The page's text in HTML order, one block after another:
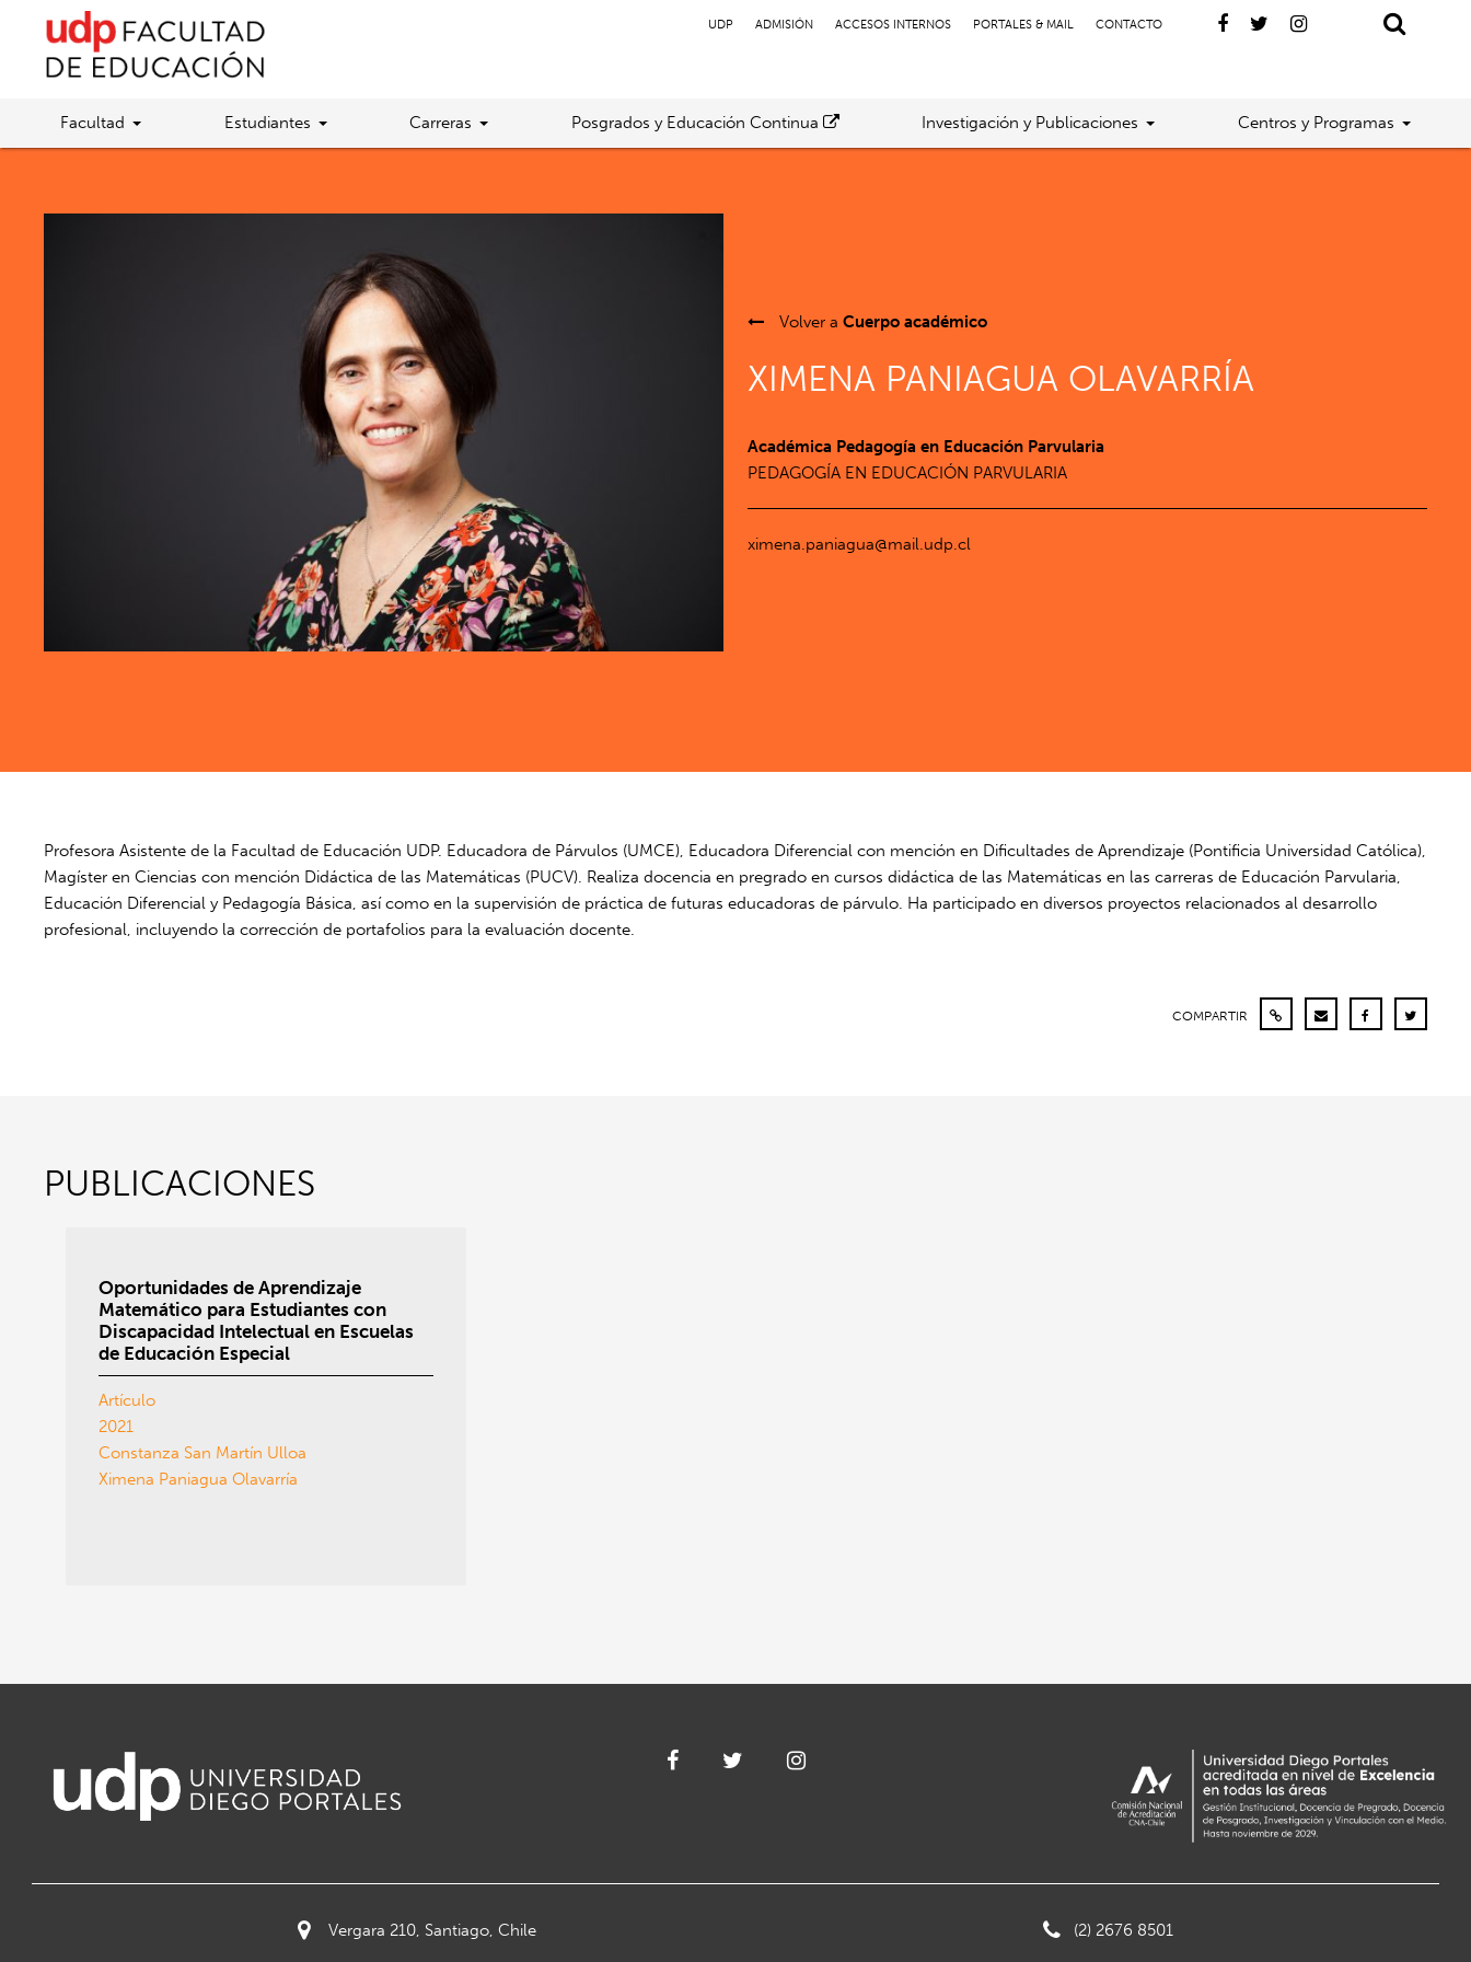
UDP ADMISIÓN ACCESOS INTERNOS PORTALES & MAIL CONTACTO
Facultad Estudiantes Carreras Posgrados y Educación Continua Investigación y Publicaciones Centros y Programas
Volver aCuerpo académico
XIMENA PANIAGUA OLAVARRÍA
Académica Pedagogía en Educación Parvularia
PEDAGOGÍA EN EDUCACIÓN PARVULARIA
ximena.paniagua@mail.udp.cl
Profesora Asistente de la Facultad de Educación UDP. Educadora de Párvulos (UMCE), Educadora Diferencial con mención en Dificultades de Aprendizaje (Pontificia Universidad Católica),
Magíster en Ciencias con mención Didáctica de las Matemáticas (PUCV). Realiza docencia en pregrado en cursos didáctica de las Matemáticas en las carreras de Educación Parvularia,
Educación Diferencial y Pedagogía Básica, así como en la supervisión de práctica de futuras educadoras de párvulo. Ha participado en diversos proyectos relacionados al desarrollo
profesional, incluyendo la corrección de portafolios para la evaluación docente.
COMPARTIR
PUBLICACIONES
Oportunidades de Aprendizaje
Matemático para Estudiantes con
Discapacidad Intelectual en Escuelas
de Educación Especial
Artículo
2021
Constanza San Martín Ulloa
Ximena Paniagua Olavarría
Vergara 210, Santiago, Chile (2) 2676 8501